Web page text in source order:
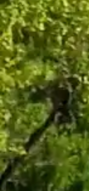
[newyear_garland]